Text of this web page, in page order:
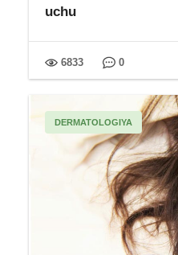
uchu
6833 0
DERMATOLOGIYA